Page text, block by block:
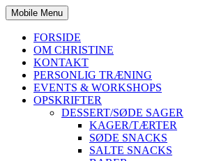
Mobile Menu
FORSIDE
OM CHRISTINE
KONTAKT
PERSONLIG TRÆNING
EVENTS & WORKSHOPS
OPSKRIFTER
DESSERT/SØDE SAGER
KAGER/TÆRTER
SØDE SNACKS
SALTE SNACKS